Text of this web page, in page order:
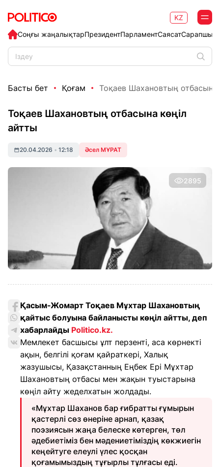
Соңғы жаңалықтарПрезидентПарламентСаясат
KZ
Басты бет Қоғам Тоқаев Шахановтың отбасына
Тоқаев Шахановтың отбасына көңіл
айтты
20.04.2026 • 12:18 Әсел МҰРАТ
2895
Қасым-Жомарт Тоқаев Мұхтар Шахановтың
қайтыс болуына байланысты көңіл айтты, деп
хабарлайды Politico.kz.
Мемлекет басшысы ұлт перзенті, аса көрнекті
ақын, белгілі қоғам қайраткері, Халық
жазушысы, Қазақстанның Еңбек Ері Мұхтар
Шахановтың отбасы мен жақын туыстарына
көңіл айту жеделхатын жолдады.
«Мұхтар Шаханов бар ғибратты ғұмырын
қастерлі сөз өнеріне арнап, қазақ
поэзиясын жаңа белеске көтерген, төл
әдебиетіміз бен мәдениетіміздің көкжиегін
кеңейтуге елеулі үлес қосқан
қоғамымыздың тұғырлы тұлғасы еді.